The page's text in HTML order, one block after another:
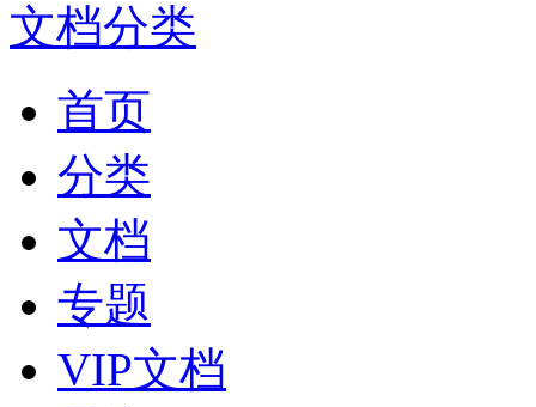
文档分类
首页
分类
文档
专题
VIP文档